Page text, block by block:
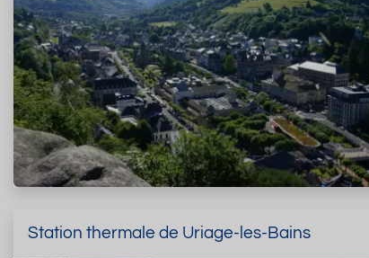
Station thermale de Uriage-les-Bains